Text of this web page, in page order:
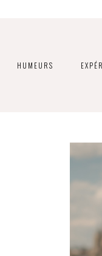
HUMEURS